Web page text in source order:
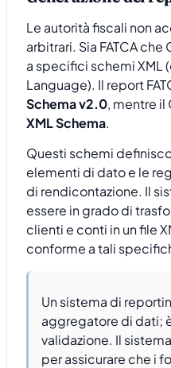
Le autorità fiscali non
arbitrari. Sia FATCA
a specifici schemi XML
Language). Il report
Schema v2.0, mentre il
XML Schema.
Questi schemi
elementi di dato e le
di rendicontazione. Il
essere in grado di
clienti e conti in un file
conforme a tali
Un sistema di
aggregatore di dati;
validazione. Il
per assicurare che i